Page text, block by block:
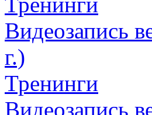
Видеозапись
г.)
Тренинги
Видеозапись